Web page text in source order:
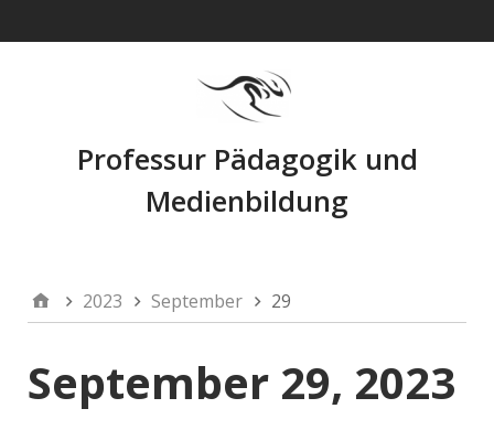
Professur Pädagogik und
Medienbildung
2023 September 29
September 29, 2023